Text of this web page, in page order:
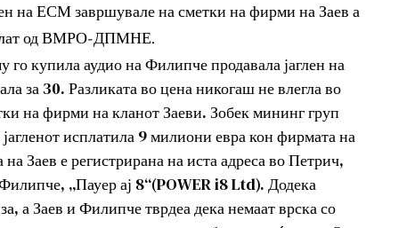
на ЕСМ завршувале на сметки на фирми на Заев а
од ВМРО-ДПМНЕ.
купила аудио на Филипче продавала јаглен на
за 30. Разликата во цена никогаш не влегла во
на фирми на кланот Заеви. Зобек мининг груп
исплатила 9 милиони евра кон фирмата на
Заев е регистрирана на иста адреса во Петрич,
„Пауер ај 8“(POWER i8 Ltd). Додека
а Заев и Филипче тврдеа дека немаат врска со